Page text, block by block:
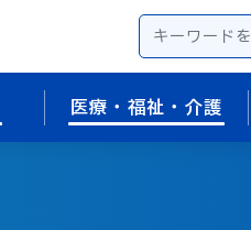
医療・福祉・介護